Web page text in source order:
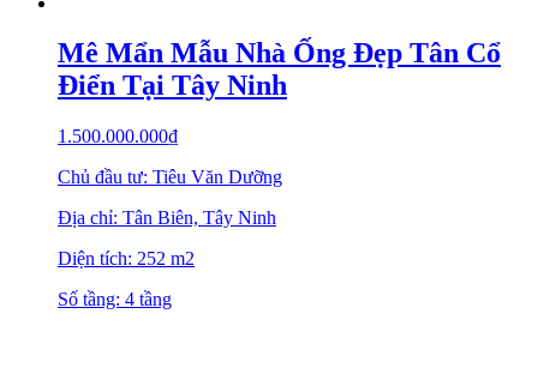
Mê Mẩn Mẫu Nhà Ống Đẹp Tân Cổ
Điển Tại Tây Ninh
1.500.000.000₫
Chủ đầu tư: Tiêu Văn Dưỡng
Địa chỉ: Tân Biên, Tây Ninh
Diện tích: 252 m2
Số tầng: 4 tầng